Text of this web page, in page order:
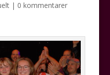
| 0 kommentarer